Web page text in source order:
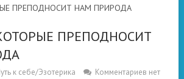
ПРЕПОДНОСИТ НАМ ПРИРОДА
ПРЕПОДНОСИТ
к себе/Эзотерика Комментариев нет